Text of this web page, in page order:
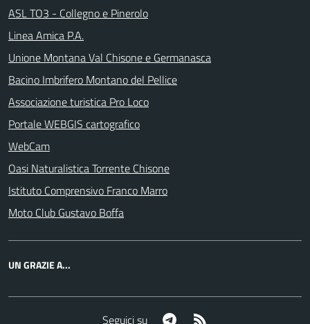
ASL TO3 - Collegno e Pinerolo
Linea Amica P.A.
Unione Montana Val Chisone e Germanasca
Bacino Imbrifero Montano del Pellice
Associazione turistica Pro Loco
Portale WEBGIS cartografico
WebCam
Oasi Naturalistica Torrente Chisone
Istituto Comprensivo Franco Marro
Moto Club Gustavo Boffa
UN GRAZIE A...
Seguici su Telegram